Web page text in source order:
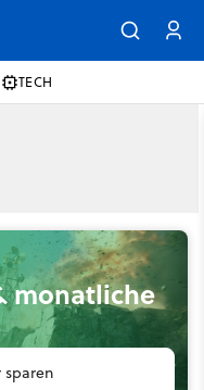
TECH
monatliche
sparen